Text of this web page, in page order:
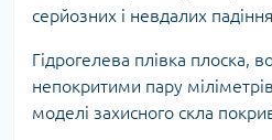
серйозних і невдалих
Гідрогелева плівка плоска,
непокритими пару
моделі захисного скла